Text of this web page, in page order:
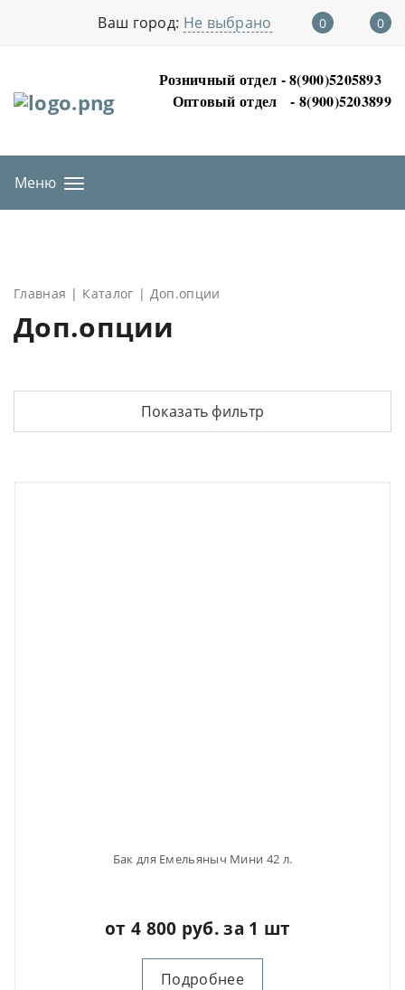
Ваш город: Не выбрано 0 0
Розничный отдел - 8(900)5205893
Оптовый отдел- 8(900)5203899
Меню
Главная Каталог Доп.опции
Доп.опции
Показать фильтр
Бак для Емельяныч Мини 42 л.
от 4 800 руб. за 1 шт
Подробнее